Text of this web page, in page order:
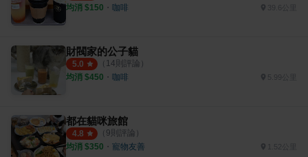
均消 $150 ・ 咖啡
財閥家的公子貓
5.0 （ 14則評論）
均消 $450 ・ 咖啡 5.99公里
都在貓咪旅館
4.8 （ 9則評論）
均消 $350 ・ 寵物友善 1.52公里